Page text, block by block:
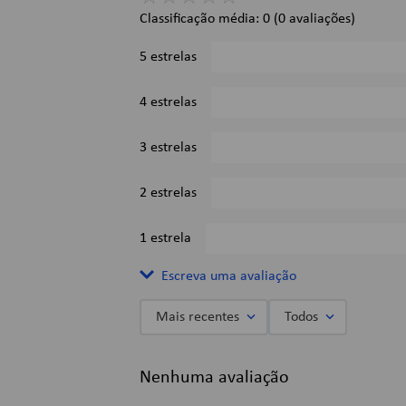
Classificação média: 0 (0 avaliações)
5 estrelas
4 estrelas
3 estrelas
2 estrelas
1 estrela
Escreva uma avaliação
Título
Mais recentes Todos
Nenhuma avaliação